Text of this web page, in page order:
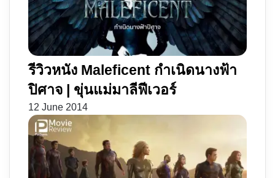
รีวิวหนัง Maleficent กำเนิดนางฟ้า
ปิศาจ | ขุ่นแม่มาลีฟีเวอร์
12 June 2014